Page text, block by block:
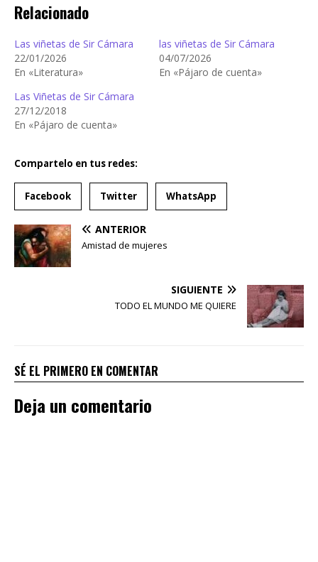
Relacionado
Las viñetas de Sir Cámara
22/01/2026
En «Literatura»
las viñetas de Sir Cámara
04/07/2026
En «Pájaro de cuenta»
Las Viñetas de Sir Cámara
27/12/2018
En «Pájaro de cuenta»
Compartelo en tus redes:
Facebook Twitter WhatsApp
ANTERIOR
Amistad de mujeres
SIGUIENTE
TODO EL MUNDO ME QUIERE
SÉ EL PRIMERO EN COMENTAR
Deja un comentario